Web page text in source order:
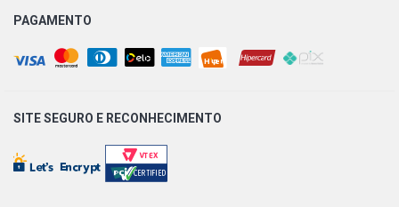
PAGAMENTO
SITE SEGURO E RECONHECIMENTO